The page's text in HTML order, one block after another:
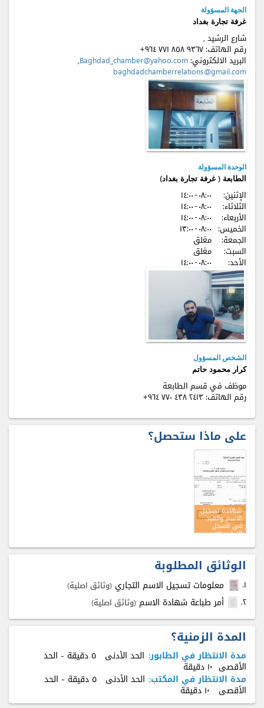
الجهة المسؤولة
غرفة تجارة بغداد
شارع الرشيد ,
رقم الهاتف:+٩٦٤ ٧٧۱ ٨٥٨ ٩٣٦٧
البريد الالكتروني:Baghdad_chamber@yahoo.com
,
baghdadchamberrelations@gmail.com
الوحدة المسؤولة
الطابعة ( غرفة تجارة بغداد)
الإثنين: ٠٨:٠٠ - ۱٤:٠٠
الثلاثاء: ٠٨:٠٠ - ۱٤:٠٠
الأربعاء: ٠٨:٠٠ - ۱٤:٠٠
الخميس: ٠٨:٠٠ - ۱٣:٠٠
الجمعة: مغلق
السبت: مغلق
الأحد: ٠٨:٠٠ - ۱٤:٠٠
الشخص المسؤول
كرار محمود حاتم
موظف في قسم الطابعة
رقم الهاتف: +٩٦٤ ٧٧٠ ٤٣٨ ٢٤۱٣
على ماذا ستحصل؟
شهادة تسجيل
الاسم والقيد
في السجل
التجاري x٣
الوثائق المطلوبة
۱. معلومات تسجيل الاسم التجاري (وثائق اصلية)
٢. أمر طباعة شهادة الاسم (وثائق اصلية)
المدة الزمنية؟
مدة الانتظار في الطابور: الحد الأدنى ٥ دقيقة - الحد
الأقصى ۱٠ دقيقة
مدة الانتظار في المكتب: الحد الأدنى ٥ دقيقة - الحد
الأقصى ۱٠ دقيقة